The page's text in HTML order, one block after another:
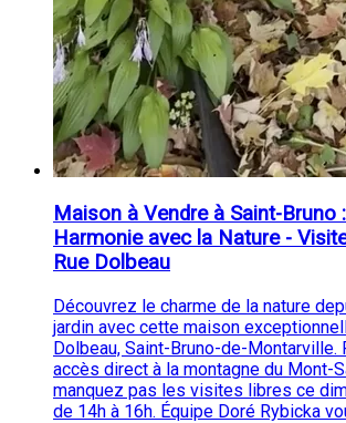
Maison à Vendre à Saint-Bruno
Harmonie avec la Nature -
Rue Dolbeau
Découvrez le charme de la nature
jardin avec cette maison
Dolbeau, Saint-Bruno-de-Montarville.
accès direct à la montagne du Mont-
manquez pas les visites libres ce
de 14h à 16h. Équipe Doré Rybicka